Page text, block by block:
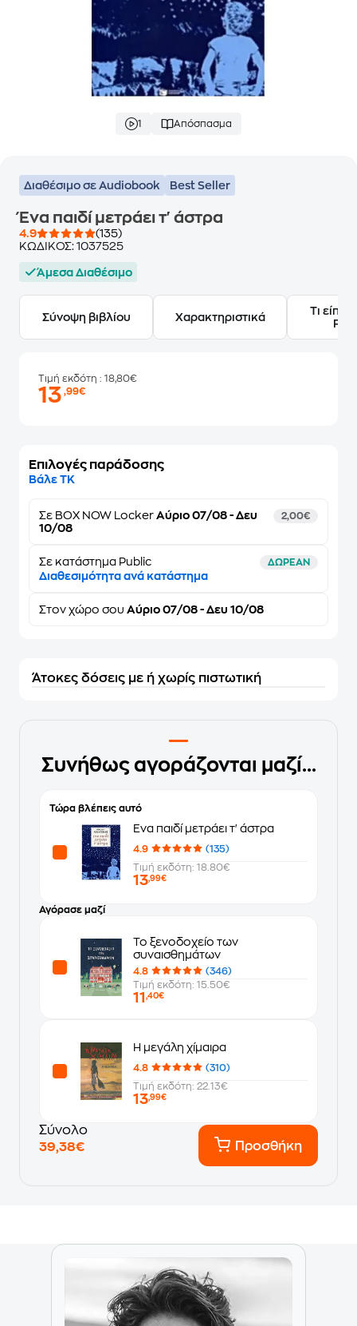
1 Απόσπασμα
Διαθέσιμο σε Audiobook Best Seller
Ένα παιδί μετράει τ' άστρα
4.9
(135)
ΚΩΔΙΚΟΣ: 1037525
Άμεσα Διαθέσιμο
Σύνοψη βιβλίου Χαρακτηριστικά
Τι
Τιμή εκδότη : 18,80€
13,99€
Επιλογές παράδοσης
Βάλε ΤΚ
Σε BOX NOW Locker Αύριο 07/08 - Δευ
10/08
2,00€
Σε κατάστημα Public ΔΩΡΕΑΝ
Διαθεσιμότητα ανά κατάστημα
Στον χώρο σου Αύριο 07/08 - Δευ 10/08
Άτοκες δόσεις με ή χωρίς πιστωτική
Συνήθως αγοράζονται μαζί...
Τώρα βλέπεις αυτό
Ένα παιδί μετράει τ' άστρα
4.9
(135)
Τιμή εκδότη: 18.80€
13,99€
Αγόρασε μαζί
Το ξενοδοχείο των
συναισθημάτων
4.8
(346)
Τιμή εκδότη: 15.50€
11 ,40€
Η μεγάλη χίμαιρα
4.8
(310)
Τιμή εκδότη: 22.13€
13,99€
Σύνολο
39,38€
Προσθήκη